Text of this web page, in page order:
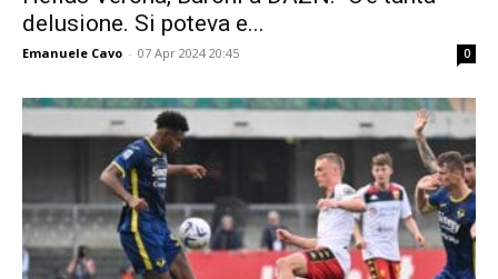
delusione. Si poteva e...
Emanuele Cavo - 07 Apr 2024 20:45 0